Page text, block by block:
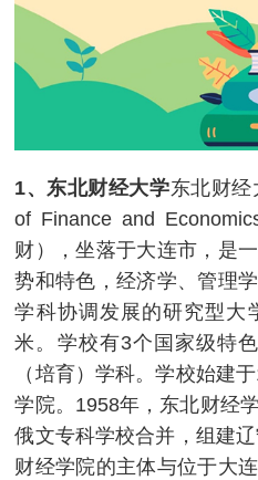
1、东北财经大学东北财经
of Finance and
财），坐落于大连市，是
势和特色，经济学、管理
学科协调发展的研究型大
米。学校有3个国家级特
（培育）学科。学校始建
学院。1958年，东北财经
俄文专科学校合并，组建
财经学院的主体与位于大